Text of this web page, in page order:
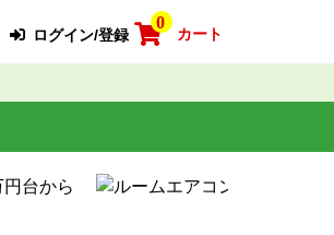
ログイン/登録
0
カート